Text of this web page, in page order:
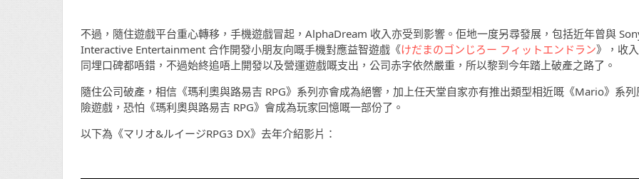
不過，隨住遊戲平台重心轉移，手機遊戲冒起，AlphaDream 收入亦受到影響。佢地一度另尋發展，包括近年曾與
Interactive Entertainment 合作開發小朋友向嘅手機對應益智遊戲《けだまのゴンじろー フィットエンドラン》，收入
同埋口碑都唔錯，不過始終追唔上開發以及營運遊戲嘅支出，公司赤字依然嚴重，所以黎到今年踏上破產之路了。
隨住公司破產，相信《瑪利奧與路易吉 RPG》系列亦會成為絕響，加上任天堂自家亦有推出類型相近嘅《Mario》系列
險遊戲，恐怕《瑪利奧與路易吉 RPG》會成為玩家回憶嘅一部份了。
以下為《マリオ&ルイージRPG3 DX》去年介紹影片：